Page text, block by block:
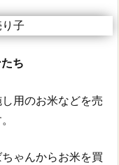
ち
用のお米などを売
ゃんからお米を買